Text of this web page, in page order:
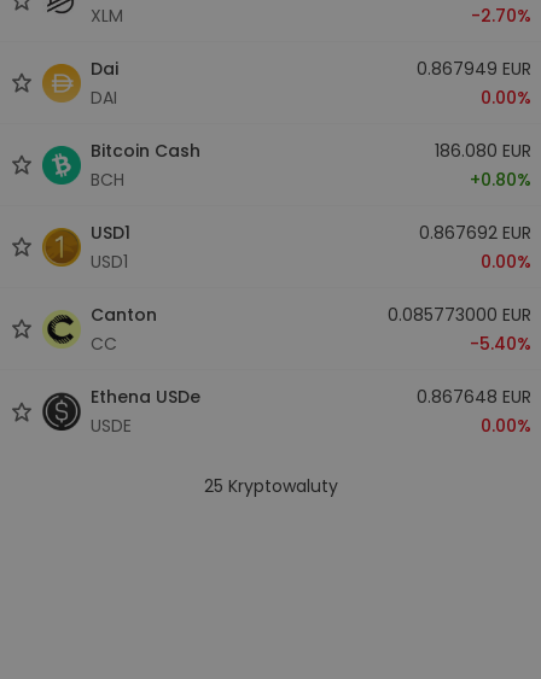
XLM
-2.70%
Dai
DAI
0.867949 EUR
0.00%
Bitcoin Cash
BCH
186.080 EUR
+0.80%
USD1
USD1
0.867692 EUR
0.00%
Canton
CC
0.085773000 EUR
-5.40%
Ethena USDe
USDE
0.867648 EUR
0.00%
25 Kryptowaluty